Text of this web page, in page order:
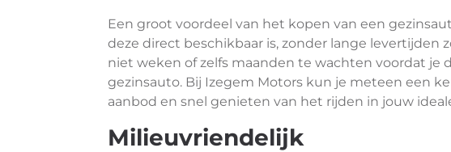
Een groot voordeel van het kopen van een
deze direct beschikbaar is, zonder lange levertijden
niet weken of zelfs maanden te wachten voordat je
gezinsauto. Bij Izegem Motors kun je meteen een
aanbod en snel genieten van het rijden in jouw
Milieuvriendelijk